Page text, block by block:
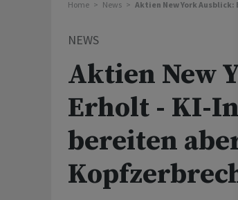
Home News Aktien New York
NEWS
Aktien New
Erholt - KI-
bereiten